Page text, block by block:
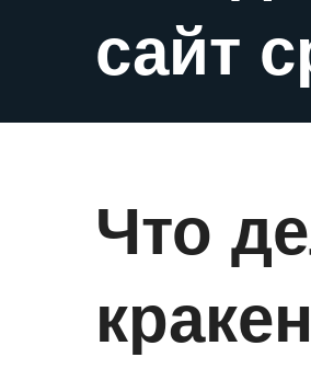
сайт
Что